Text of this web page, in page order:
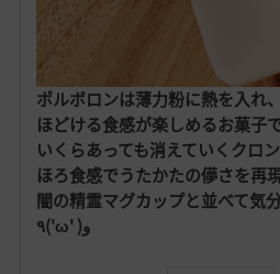
ポルボロンは薄力粉に熱を入れ
ほどける食感が楽しめるお菓子
いくらあっても消えていくクロ
ほろ食感でうたかたの儚さを再
闇の精霊マグカップと並べて気
٩('ω' )و